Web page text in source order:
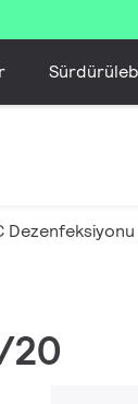
Dezenfeksiyonu
20